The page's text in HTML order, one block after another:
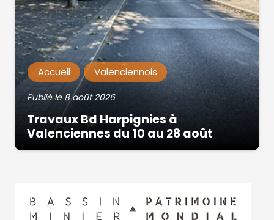
Accueil Valenciennois
Publié le 8 août 2026
Travaux Bd Harpignies à
Valenciennes du 10 au 28 août